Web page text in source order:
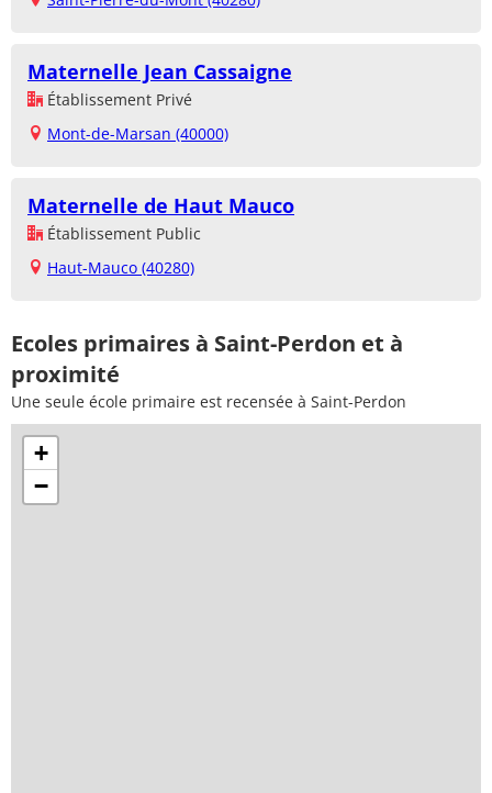
Maternelle Jean Cassaigne
Établissement Privé
Mont-de-Marsan (40000)
Maternelle de Haut Mauco
Établissement Public
Haut-Mauco (40280)
Ecoles primaires à Saint-Perdon et à
proximité
Une seule école primaire est recensée à Saint-Perdon
+
−